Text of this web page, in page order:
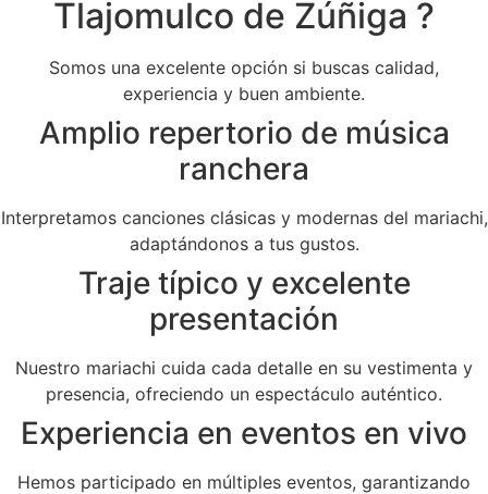
Tlajomulco de Zúñiga ?
Somos una excelente opción si buscas calidad,
experiencia y buen ambiente.
Amplio repertorio de música
ranchera
Interpretamos canciones clásicas y modernas del mariachi,
adaptándonos a tus gustos.
Traje típico y excelente
presentación
Nuestro mariachi cuida cada detalle en su vestimenta y
presencia, ofreciendo un espectáculo auténtico.
Experiencia en eventos en vivo
Hemos participado en múltiples eventos, garantizando